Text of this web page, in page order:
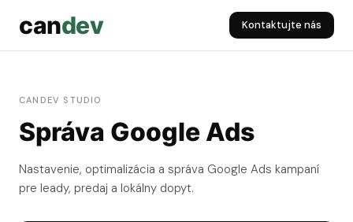
candev Kontaktujte nás
CANDEV STUDIO
Správa Google Ads
Nastavenie, optimalizácia a správa Google Ads kampaní
pre leady, predaj a lokálny dopyt.